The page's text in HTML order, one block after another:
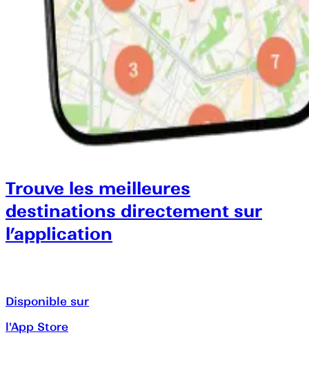
Trouve les meilleures
destinations directement sur
l’application
Disponible sur
l'App Store